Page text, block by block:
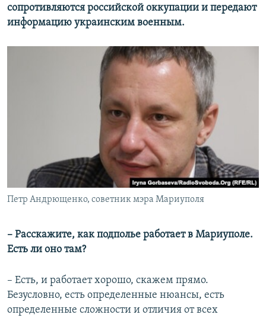
сопротивляются российской оккупации и передают
информацию украинским военным.
Петр Андрющенко, советник мэра Мариуполя
– Расскажите, как подполье работает в Мариуполе.
Есть ли оно там?
– Есть, и работает хорошо, скажем прямо.
Безусловно, есть определенные нюансы, есть
определенные сложности и отличия от всех